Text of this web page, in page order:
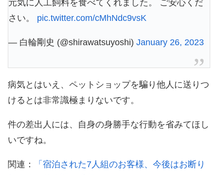
元気に人工飼料を食べてくれました。 ご安心くだ
さい。 pic.twitter.com/cMhNdc9vsK
— 白輪剛史 (@shirawatsuyoshi) January 26, 2023
病気とはいえ、ペットショップを騙り他人に送りつ
けるとは非常識極まりないです。
件の差出人には、自身の身勝手な行動を省みてほし
いですね。
関連：
「宿泊された7人組のお客様、今後はお断り